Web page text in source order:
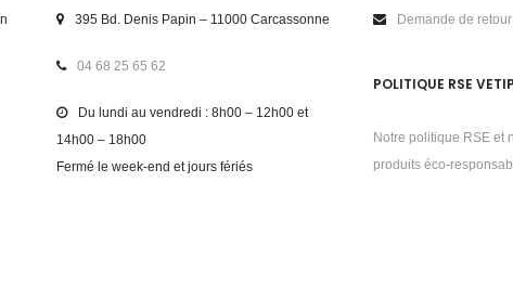
395 Bd. Denis Papin – 11000 Carcassonne
04 68 25 65 62
Du lundi au vendredi : 8h00 – 12h00 et
14h00 – 18h00
Fermé le week-end et jours fériés
Demande de
POLITIQUE RSE
Notre politique RSE et
produits éco-